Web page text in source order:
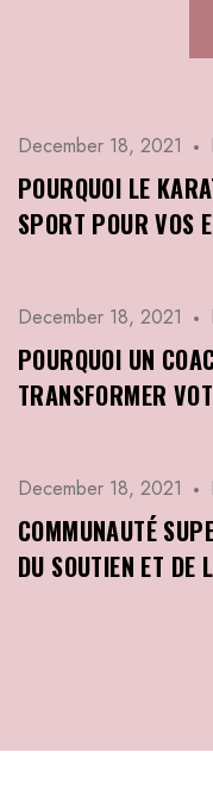
December 18, 2021
POURQUOI LE
SPORT POUR VOS
December 18, 2021
POURQUOI UN
TRANSFORMER
December 18, 2021
COMMUNAUTÉ
DU SOUTIEN ET DE